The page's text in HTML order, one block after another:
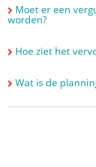
Moet er een
worden?
Hoe ziet het
Wat is de